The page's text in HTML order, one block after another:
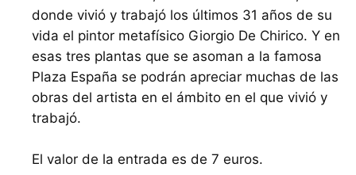
donde vivió y trabajó los últimos 31 años de su
vida el pintor metafísico Giorgio De Chirico. Y en
esas tres plantas que se asoman a la famosa
Plaza España se podrán apreciar muchas de las
obras del artista en el ámbito en el que vivió y
trabajó.
El valor de la entrada es de 7 euros.